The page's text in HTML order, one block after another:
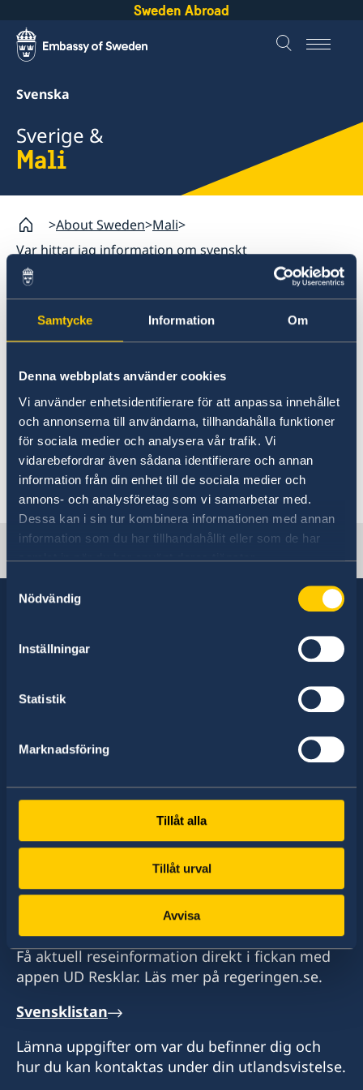
Samtycke Information Om
Denna webbplats använder cookies
Vi använder enhetsidentifierare för att anpassa innehållet
och annonserna till användarna, tillhandahålla funktioner
för sociala medier och analysera vår trafik. Vi
vidarebefordrar även sådana identifierare och annan
information från din enhet till de sociala medier och
annons- och analysföretag som vi samarbetar med.
Dessa kan i sin tur kombinera informationen med annan
information som du har tillhandahållit eller som de har
samlat in när du har använt deras tjänster.
Samtyckesval
Nödvändig
Inställningar
Statistik
Marknadsföring
Tillåt alla
Tillåt urval
Avvisa
Sweden Abroad
Svenska
Sverige &
Mali
About Sweden Mali
Var hittar jag information om svenskt
utvecklingsarbete i Mali
Var hittar jag information
om svenskt
utvecklingssamarbete i Mali
Här hittar du information om
utvecklingssamarbetei Mali
Senast uppdaterad 24 maj 2018, 13.38
Sweden in Mali
Sverige har diplomatiska förbindelser med i
av dessa stater har Sverige ambassader och
konsulat. Sveriges utrikesrepresentation består
Hitta ambassader, generalkonsulat och
Välj
Se en lista över alla ambassader
Få aktuell reseinformation direkt i fickan med
appen UD Resklar. Läs mer på regeringen.se.
Svensklistan
Lämna uppgifter om var du befinner dig och
hur du kan kontaktas under din utlandsvistelse.